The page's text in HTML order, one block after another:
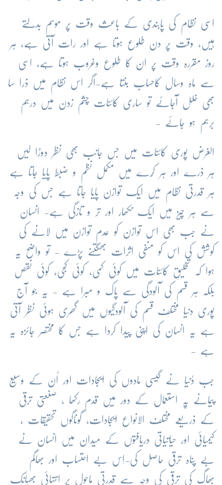
اسی نظام کی پابندی کے باعث وقت پر موسم بدلتے
ہیں، وقت پر دن طلوع ہوتا ہے اور رات آتی ہے، ہر
روز مقررہ وقت پر ان کا طلوع وغروب ہوتا ہے، اسی
سے ماہ وسال کاحساب بنتا ہے-اگر اس نظام میں ذرا سا
بھی خلل آجائے تو ساری کائنات چشم زدن میں درہم
برہم ہو جائے -
الغرض پوری کائنات میں جس جانب بھی نظر دوڑا لیں
ہر ذرے اور ہر کُرے میں مکمل نظم و ضبط پایا جاتا ہے
ہر قدرتی نظام میں ایک توازن پایا جاتا ہے جس کی وجہ
سے ہر چیز میں ایک نکھار اور تر و تازگی ہے- انسان
نے جب بھی اس توازن کو عدم توازن میں لانے کی
کوشش کی اس کو منفی اثرات بھگتنے پڑے - تو واضح یہ
ہوا کہ تخلیقِ کائنات میں کوئی کمی، کوئی کجی، کوئی نقص
بلکہ ہر قسم کی آلودگی سے پاک و مبرا ہے - یہ جو آج
پوری دنیا مختلف قسم کی آلودگیوں میں گھری ہوئی نظر آتی
ہے یہ انسان کی اپنی پیدا کردا ہے جس کا مختصر جائزہ یہ
ہے -
جب دُنیا نے گیسی مادوں کی ایجادات اور اُن کے وسیع
پیمانے پہ استعمال کے دور میں قدم رکھا ، صنعتی ترقی
کے ذریعے مختلف الانواع ایجادات، گوناگوں تحقیقات ،
کیمیائی اور حیاتیاتی دریافتوں کے میدان میں انسان نے
بے پناہ ترقی حاصل کی-اِس بے احتساب اور بھاگم
بھاگ کی ترقی کی وجہ سے قدرتی ماحول پر انتہائی بھیانک